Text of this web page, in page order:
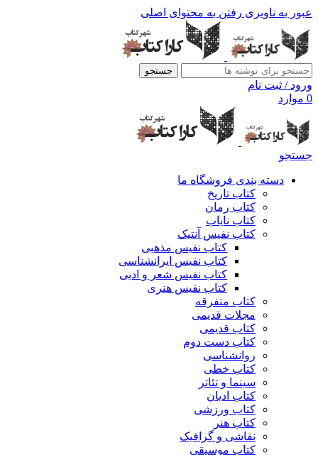
عبور به ناوبری رفتن به محتوای اصلی
جستجو
ورود / ثبت نام
0 موارد
جستجو
دسته بندی فروشگاه ما
کتاب تاریخ
کتاب رمان
کتاب نایاب
کتاب نفیس آنتیک
کتاب نفیس مذهبی
کتاب نفیس ایرانشناسی
کتاب نفیس شعر و ادبی
کتاب نفیس هنری
کتاب متفرقه
مجلات قدیمی
کتاب قدیمی
کتاب دست دوم
روانشناسی
کتاب خطی
سینما و تئاتر
کتاب ادیان
کتاب ورزشی
کتاب هنر
نقاشی و گرافیک
کتاب موسیقی